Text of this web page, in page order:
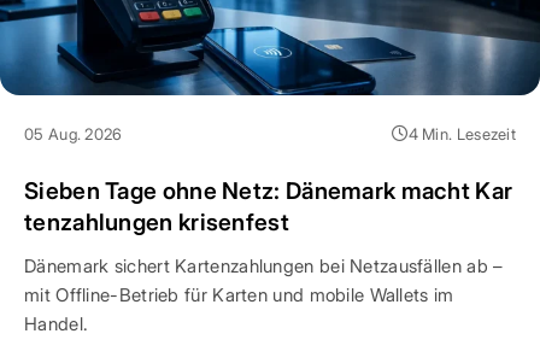
05 Aug. 2026 4 Min. Lesezeit
Sieben Tage ohne Netz: Dänemark macht Kar
tenzahlungen krisenfest
Dänemark sichert Kartenzahlungen bei Netzausfällen ab –
mit Offline-Betrieb für Karten und mobile Wallets im
Handel.